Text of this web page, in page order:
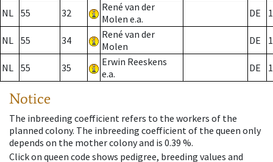
NL 55 32
René van der
Molen e.a.
DE
NL 55 34
René van der
Molen
DE
NL 55 35
Erwin Reeskens
e.a.
DE
Notice
The inbreeding coefficient refers to the workers of the
planned colony. The inbreeding coefficient of the queen only
depends on the mother colony and is 0.39 %.
Click on queen code shows pedigree, breeding values and